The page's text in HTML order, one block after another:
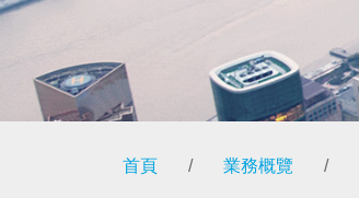
首頁 / 業務概覽 /